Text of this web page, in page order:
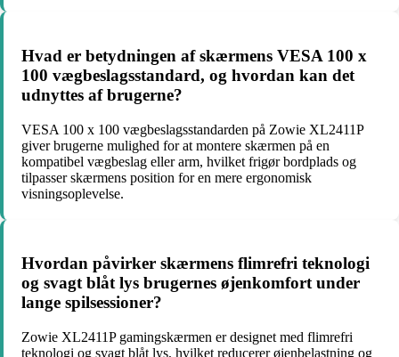
Hvad er betydningen af skærmens VESA 100 x
100 vægbeslagsstandard, og hvordan kan det
udnyttes af brugerne?
VESA 100 x 100 vægbeslagsstandarden på Zowie XL2411P
giver brugerne mulighed for at montere skærmen på en
kompatibel vægbeslag eller arm, hvilket frigør bordplads og
tilpasser skærmens position for en mere ergonomisk
visningsoplevelse.
Hvordan påvirker skærmens flimrefri teknologi
og svagt blåt lys brugernes øjenkomfort under
lange spilsessioner?
Zowie XL2411P gamingskærmen er designet med flimrefri
teknologi og svagt blåt lys, hvilket reducerer øjenbelastning og